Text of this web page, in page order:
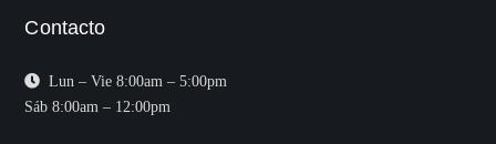
Contacto
Lun – Vie 8:00am – 5:00pm
Sáb 8:00am – 12:00pm